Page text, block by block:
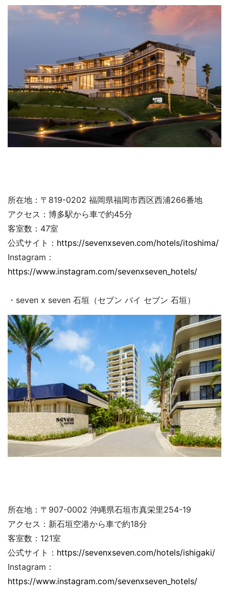
所在地：〒819-0202 福岡県福岡市西区西浦266番地
アクセス：博多駅から車で約45分
客室数：47室
公式サイト： https://sevenxseven.com/hotels/itoshima/
Instagram：
https://www.instagram.com/sevenxseven_hotels/
・seven x seven 石垣（セブン バイ セブン 石垣）
所在地：〒907-0002 沖縄県石垣市真栄里254-19
アクセス：新石垣空港から車で約18分
客室数：121室
公式サイト： https://sevenxseven.com/hotels/ishigaki/
Instagram：
https://www.instagram.com/sevenxseven_hotels/